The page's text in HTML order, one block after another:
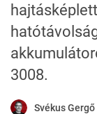
3008.
Svékus Gergő